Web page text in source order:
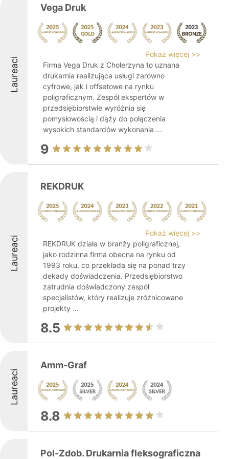
Laureaci
Vega Druk
Pokaż więcej >>
Firma Vega Druk z Cholerzyna to uznana
drukarnia realizująca usługi zarówno
cyfrowe, jak i offsetowe na rynku
poligraficznym. Zespół ekspertów w
przedsiębiorstwie wyróżnia się
pomysłowością i dąży do połączenia
wysokich standardów wykonania ...
9
Laureaci
REKDRUK
Pokaż więcej >>
REKDRUK działa w branży poligraficznej,
jako rodzinna firma obecna na rynku od
1993 roku, co przekłada się na ponad trzy
dekady doświadczenia. Przedsiębiorstwo
zatrudnia doświadczony zespół
specjalistów, który realizuje zróżnicowane
projekty ...
8.5
Laureaci
Amm-Graf
8.8
Pol-Zdob. Drukarnia fleksograficzna